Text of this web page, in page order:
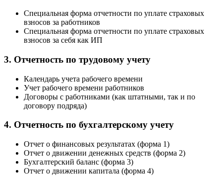
Специальная форма отчетности по уплате страховых
взносов за работников
Специальная форма отчетности по уплате страховых
взносов за себя как ИП
3. Отчетность по трудовому учету
Календарь учета рабочего времени
Учет рабочего времени работников
Договоры с работниками (как штатными, так и по
договору подряда)
4. Отчетность по бухгалтерскому учету
Отчет о финансовых результатах (форма 1)
Отчет о движении денежных средств (форма 2)
Бухгалтерский баланс (форма 3)
Отчет о движении капитала (форма 4)